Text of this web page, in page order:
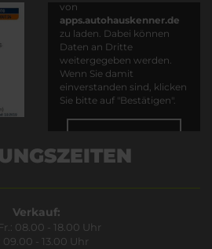
von
apps.autohauskenner.de
zu laden. Dabei können
Daten an Dritte
weitergegeben werden.
Wenn Sie damit
einverstanden sind, klicken
Sie bitte auf "Bestätigen".
Verkauf:
08.00 - 18.00 Uhr
09.00 - 13.00 Uhr